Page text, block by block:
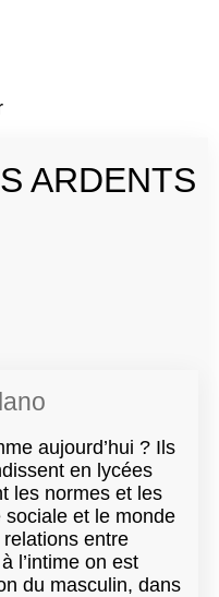
ARDENTS
aujourd’hui ? Ils
en lycées
les normes et les
et le monde
entre
l’intime on est
du masculin, dans